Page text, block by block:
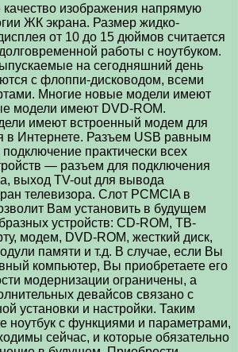
качество изображения напрямую
ЖК экрана. Размер жидко-
от 10 до 15 дюймов считается
работы с ноутбуком.
на сегодняшний день
с флоппи-дисководом, всеми
Многие новые модели имеют
модели имеют DVD-ROM.
имеют встроенный модем для
в Интернете. Разъем USB равным
практически всех
— разъем для подключения
выход TV-out для вывода
телевизора. Слот PCMCIA в
Вам установить в будущем
устройств: CD-ROM, ТВ-
модем, DVD-ROM, жесткий диск,
памяти и т.д. В случае, если Вы
компьютер, Вы приобретаете его
модернизации ограничены, а
девайсов связано с
установки и настройки. Таким
ноутбук с функциями и параметрами,
сейчас, и которые обязательно